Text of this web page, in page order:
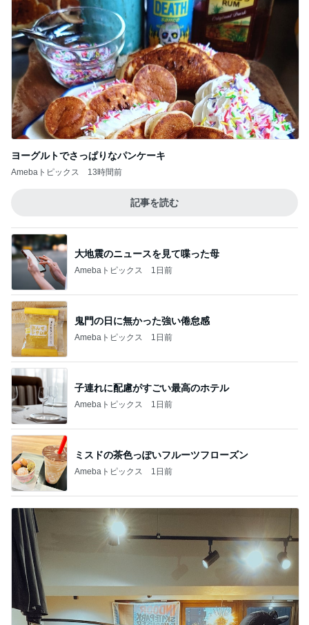
ヨーグルトでさっぱりなパンケーキ
Amebaトピックス 13時間前
記事を読む
大地震のニュースを見て喋った母
Amebaトピックス 1日前
鬼門の日に無かった強い倦怠感
Amebaトピックス 1日前
子連れに配慮がすごい最高のホテル
Amebaトピックス 1日前
ミスドの茶色っぽいフルーツフローズン
Amebaトピックス 1日前